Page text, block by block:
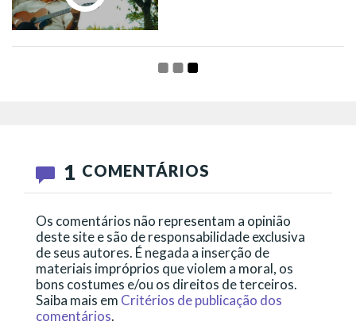
1 COMENTÁRIOS
Os comentários não representam a opinião
deste site e são de responsabilidade exclusiva
de seus autores. É negada a inserção de
materiais impróprios que violem a moral, os
bons costumes e/ou os direitos de terceiros.
Saiba mais em Critérios de publicação dos
comentários.